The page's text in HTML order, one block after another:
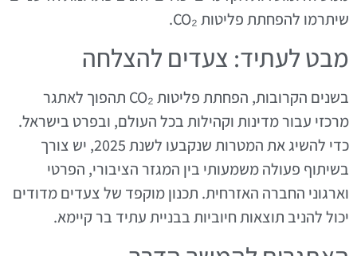
שיתרמו להפחתת פליטות CO₂.
מבט לעתיד: צעדים להצלחה
בשנים הקרובות, הפחתת פליטות CO₂ תהפוך לאתגר
מרכזי עבור מדינות וקהילות בכל העולם, ובפרט בישראל.
כדי להשיג את המטרות שנקבעו לשנת 2025, יש צורך
בשיתוף פעולה משמעותי בין המגזר הציבורי, הפרטי
וארגוני החברה האזרחית. תכנון מוקפד של צעדים מדודים
יכול להניב תוצאות חיוביות בבניית עתיד בר קיימא.